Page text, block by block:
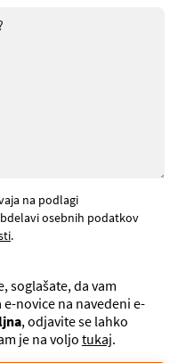
na podlagi
osebnih podatkov
.
soglašate, da vam
novice na navedeni e-
, odjavite se lahko
je na voljo tukaj.